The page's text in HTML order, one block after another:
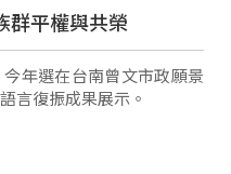
群平權與共榮
年選在台南曾文市政願景
言復振成果展示。